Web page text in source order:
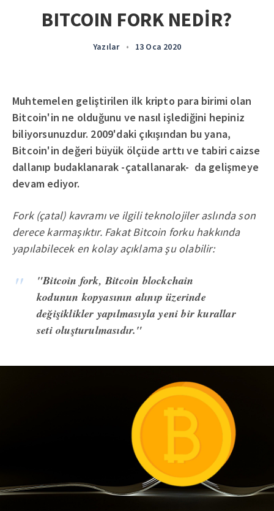
BITCOIN FORK NEDİR?
Yazılar • 13 Oca 2020
Muhtemelen geliştirilen ilk kripto para birimi olan
Bitcoin'in ne olduğunu ve nasıl işlediğini hepiniz
biliyorsunuzdur. 2009'daki çıkışından bu yana,
Bitcoin'in değeri büyük ölçüde arttı ve tabiri caizse
dallanıp budaklanarak -çatallanarak- da gelişmeye
devam ediyor.
Fork (çatal) kavramı ve ilgili teknolojiler aslında son
derece karmaşıktır. Fakat Bitcoin forku hakkında
yapılabilecek en kolay açıklama şu olabilir:
"Bitcoin fork, Bitcoin blockchain
kodunun kopyasının alınıp üzerinde
değişiklikler yapılmasıyla yeni bir kurallar
seti oluşturulmasıdır."